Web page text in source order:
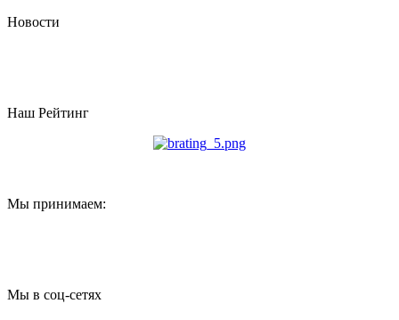
Новости
Наш Рейтинг
Мы принимаем:
Мы в соц-сетях